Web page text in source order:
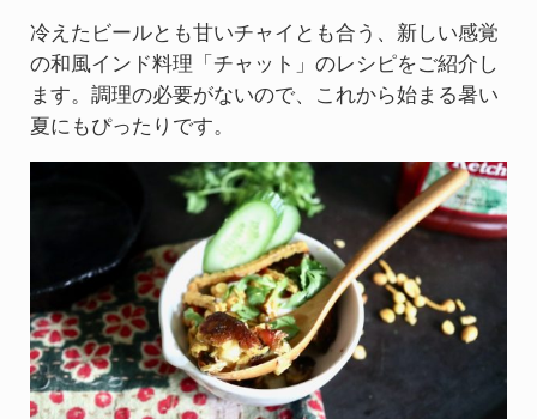
冷えたビールとも甘いチャイとも合う、新しい感覚
の和風インド料理「チャット」のレシピをご紹介し
ます。調理の必要がないので、これから始まる暑い
夏にもぴったりです。